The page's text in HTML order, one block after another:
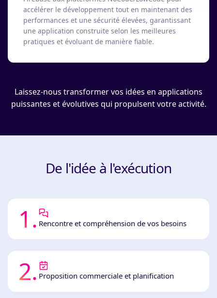
accélérer le développement tout en maintenant des
performances et une sécurité élevées, garantissant
une application construite selon les meilleures
pratiques et évoluant de manière fiable.
Laissez-nous transformer vos idées en applications
puissantes et évolutives qui propulsent votre activité.
De l'idée à l'exécution
1 . Rencontre et compréhension de vos besoins
2. Proposition commerciale et planification